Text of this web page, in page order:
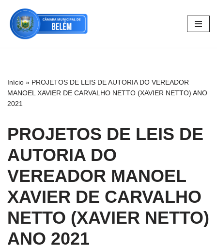
Pular
para
Início » PROJETOS DE LEIS DE AUTORIA DO VEREADOR
MANOEL XAVIER DE CARVALHO NETTO (XAVIER NETTO) ANO
2021
PROJETOS DE LEIS DE
AUTORIA DO
VEREADOR MANOEL
XAVIER DE CARVALHO
NETTO (XAVIER NETTO)
ANO 2021